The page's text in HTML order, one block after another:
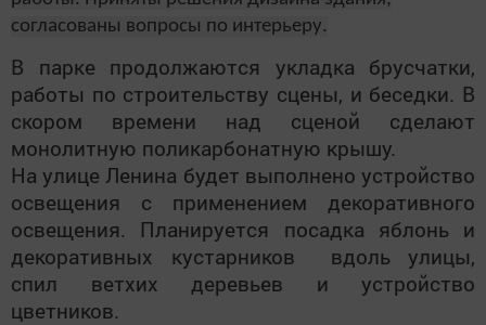
согласованы вопросы по интерьеру.
В парке продолжаются укладка брусчатки,
работы по строительству сцены, и беседки. В
скором времени над сценой сделают
монолитную поликарбонатную крышу.
На улице Ленина будет выполнено устройство
освещения с применением декоративного
освещения. Планируется посадка яблонь и
декоративных кустарников вдоль улицы,
спил ветхих деревьев и устройство
цветников.